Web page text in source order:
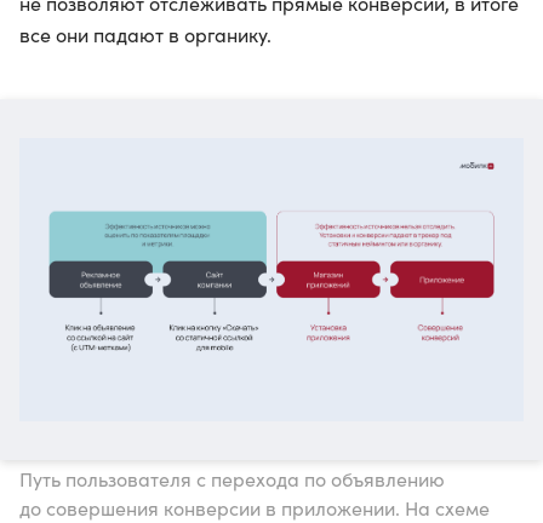
все они падают в органику.
Путь пользователя с перехода по объявлению
до совершения конверсии в приложении. На схеме